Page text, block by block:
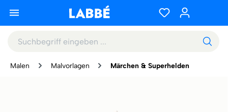
Malen Malvorlagen Märchen & Superhelden